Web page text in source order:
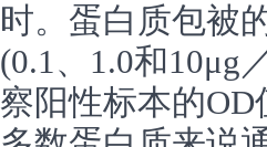
时。蛋白质包被
(0.1、1.0和10μg
察阳性标本的